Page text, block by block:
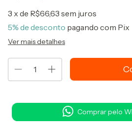
3 x de R$66,63 sem juros
5% de desconto pagando com Pix
Ver mais detalhes
Comprar pelo